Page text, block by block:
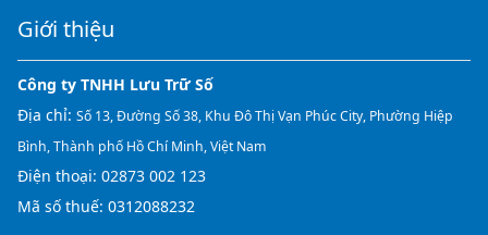
Giới thiệu
Công ty TNHH Lưu Trữ Số
Địa chỉ: Số 13, Đường Số 38, Khu Đô Thị Vạn Phúc City, Phường Hiệp
Bình, Thành phố Hồ Chí Minh, Việt Nam
Điện thoại: 02873 002 123
Mã số thuế: 0312088232